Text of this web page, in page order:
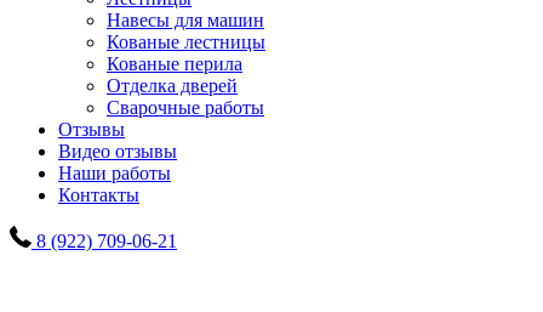
Навесы для машин
Кованые лестницы
Кованые перила
Отделка дверей
Сварочные работы
Отзывы
Видео отзывы
Наши работы
Контакты
8 (922) 709-06-21